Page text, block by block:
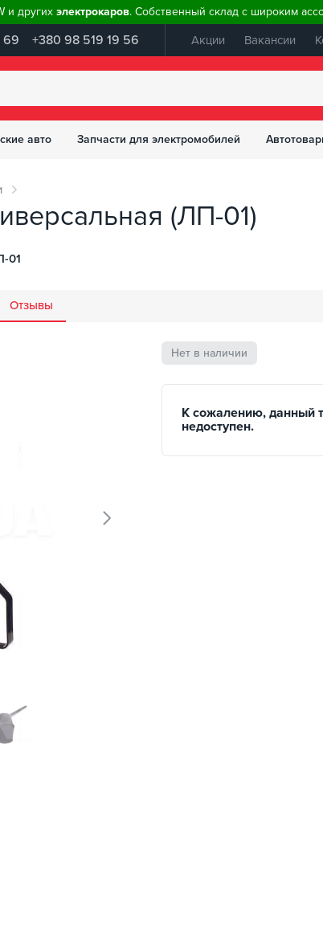
и других электрокаров. Собственный склад с широким
69 +380 98 519 19 56 Акции Вакансии
авто Запчасти для электромобилей
(ЛП-01)
Отзывы
01
Нет в наличии
К сожалению, данный
недоступен.